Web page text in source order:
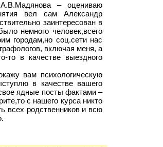
– оцениваю
вел сам Александр
заинтересован в
немного человек,всего
городам,но соц.сети нас
включая меня, а
то в качестве выездного
вам психологическую
в качестве вашего
ядные посты фактами –
с нашего курса никто
всех родственников и всю